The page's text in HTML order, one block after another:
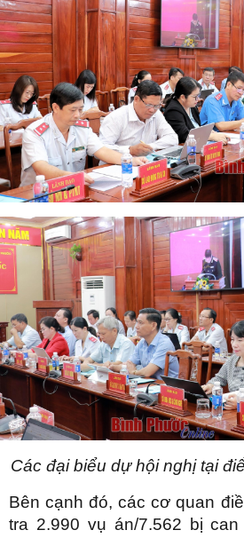
Các đại biểu dự hội nghị tại
Bên cạnh đó, các cơ quan
tra 2.990 vụ án/7.562 bị